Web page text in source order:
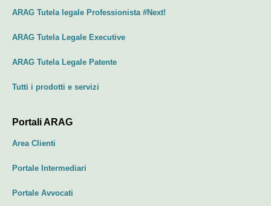
ARAG Tutela legale Professionista #Next!
ARAG Tutela Legale Executive
ARAG Tutela Legale Patente
Tutti i prodotti e servizi
Portali ARAG
Area Clienti
Portale Intermediari
Portale Avvocati